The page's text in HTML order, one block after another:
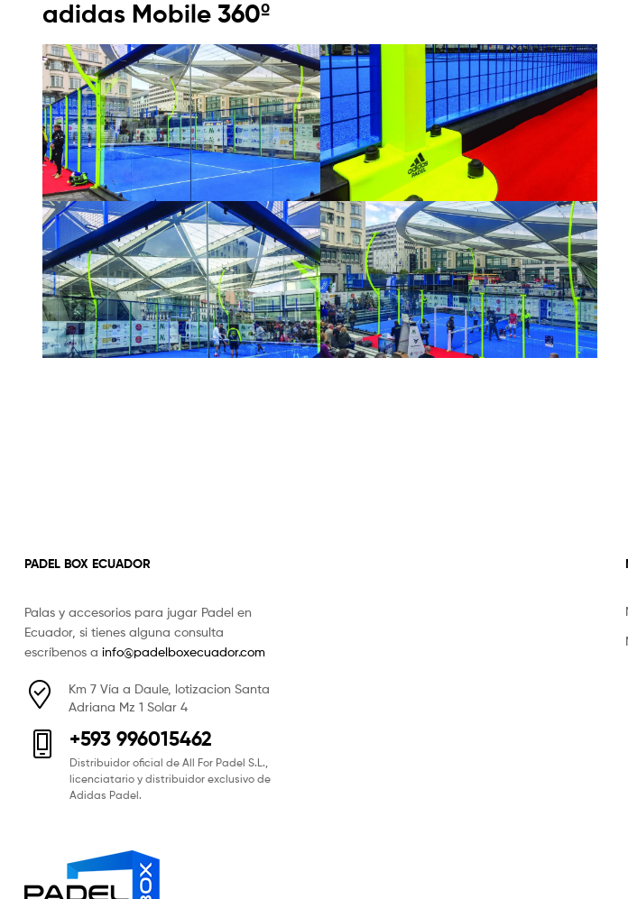
adidas Mobile 360º
PADEL BOX ECUADOR
Palas y accesorios para jugar Padel en
Ecuador, si tienes alguna consulta
escríbenos a info@padelboxecuador.com
Km 7 Vía a Daule, lotizacion Santa
Adriana Mz 1 Solar 4
+593 996015462
Distribuidor oficial de All For Padel S.L.,
licenciatario y distribuidor exclusivo de
Adidas Padel.